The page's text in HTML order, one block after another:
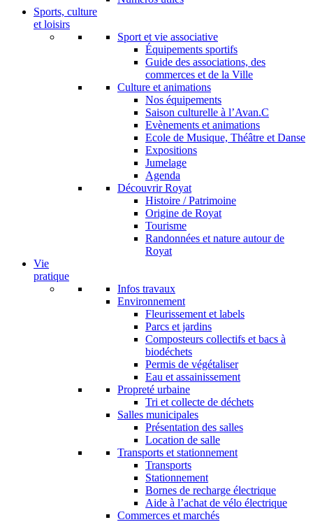
Sports, culture
et loisirs
Sport et vie associative
Équipements sportifs
Guide des associations, des
commerces et de la Ville
Culture et animations
Nos équipements
Saison culturelle à l’Avan.C
Evènements et animations
Ecole de Musique, Théâtre et Danse
Expositions
Jumelage
Agenda
Découvrir Royat
Histoire / Patrimoine
Origine de Royat
Tourisme
Randonnées et nature autour de
Royat
Vie
pratique
Infos travaux
Environnement
Fleurissement et labels
Parcs et jardins
Composteurs collectifs et bacs à
biodéchets
Permis de végétaliser
Eau et assainissement
Propreté urbaine
Tri et collecte de déchets
Salles municipales
Présentation des salles
Location de salle
Transports et stationnement
Transports
Stationnement
Bornes de recharge électrique
Aide à l’achat de vélo électrique
Commerces et marchés